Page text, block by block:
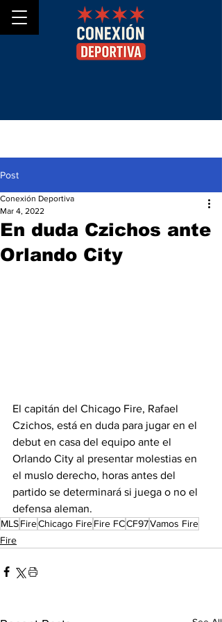
Post
En duda Czichos ante
Orlando City
Conexión Deportiva
Mar 4, 2022
El capitán del Chicago Fire, Rafael
Czichos, está en duda para jugar en el
debut en casa del equipo ante el
Orlando City al presentar molestias en
el muslo derecho, horas antes del
partido se determinará si juega o no el
defensa aleman.
MLSFireChicago FireFire FCCF97Vamos Fire
Fire